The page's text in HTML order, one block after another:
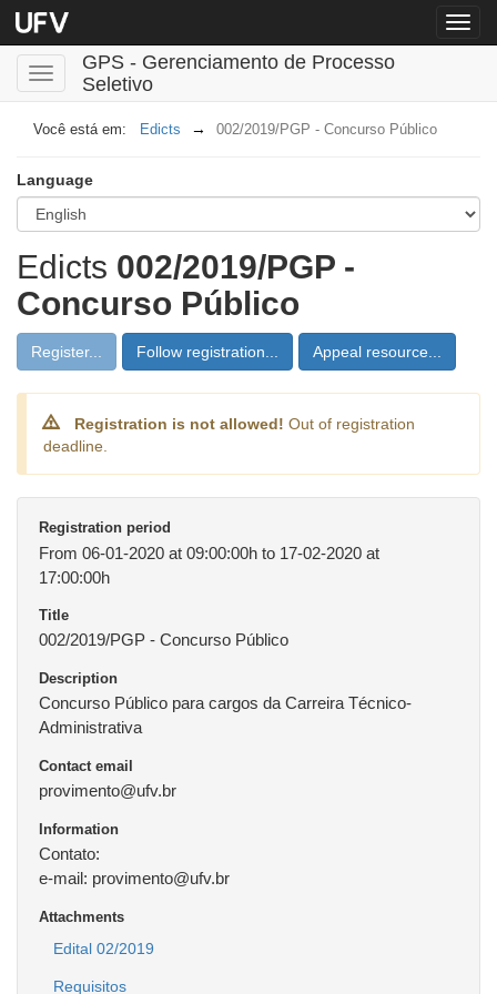
Menu
Toggle
navigation
GPS - Gerenciamento de Processo
Seletivo
Edicts 002/2019/PGP - Concurso Público
Language
Edicts 002/2019/PGP -
Concurso Público
Register... Follow registration... Appeal resource...
Registration is not allowed! Out of registration
deadline.
Registration period
From 06-01-2020 at 09:00:00h to 17-02-2020 at
17:00:00h
Title
002/2019/PGP - Concurso Público
Description
Concurso Público para cargos da Carreira Técnico-
Administrativa
Contact email
provimento@ufv.br
Information
Contato:
e-mail: provimento@ufv.br
Attachments